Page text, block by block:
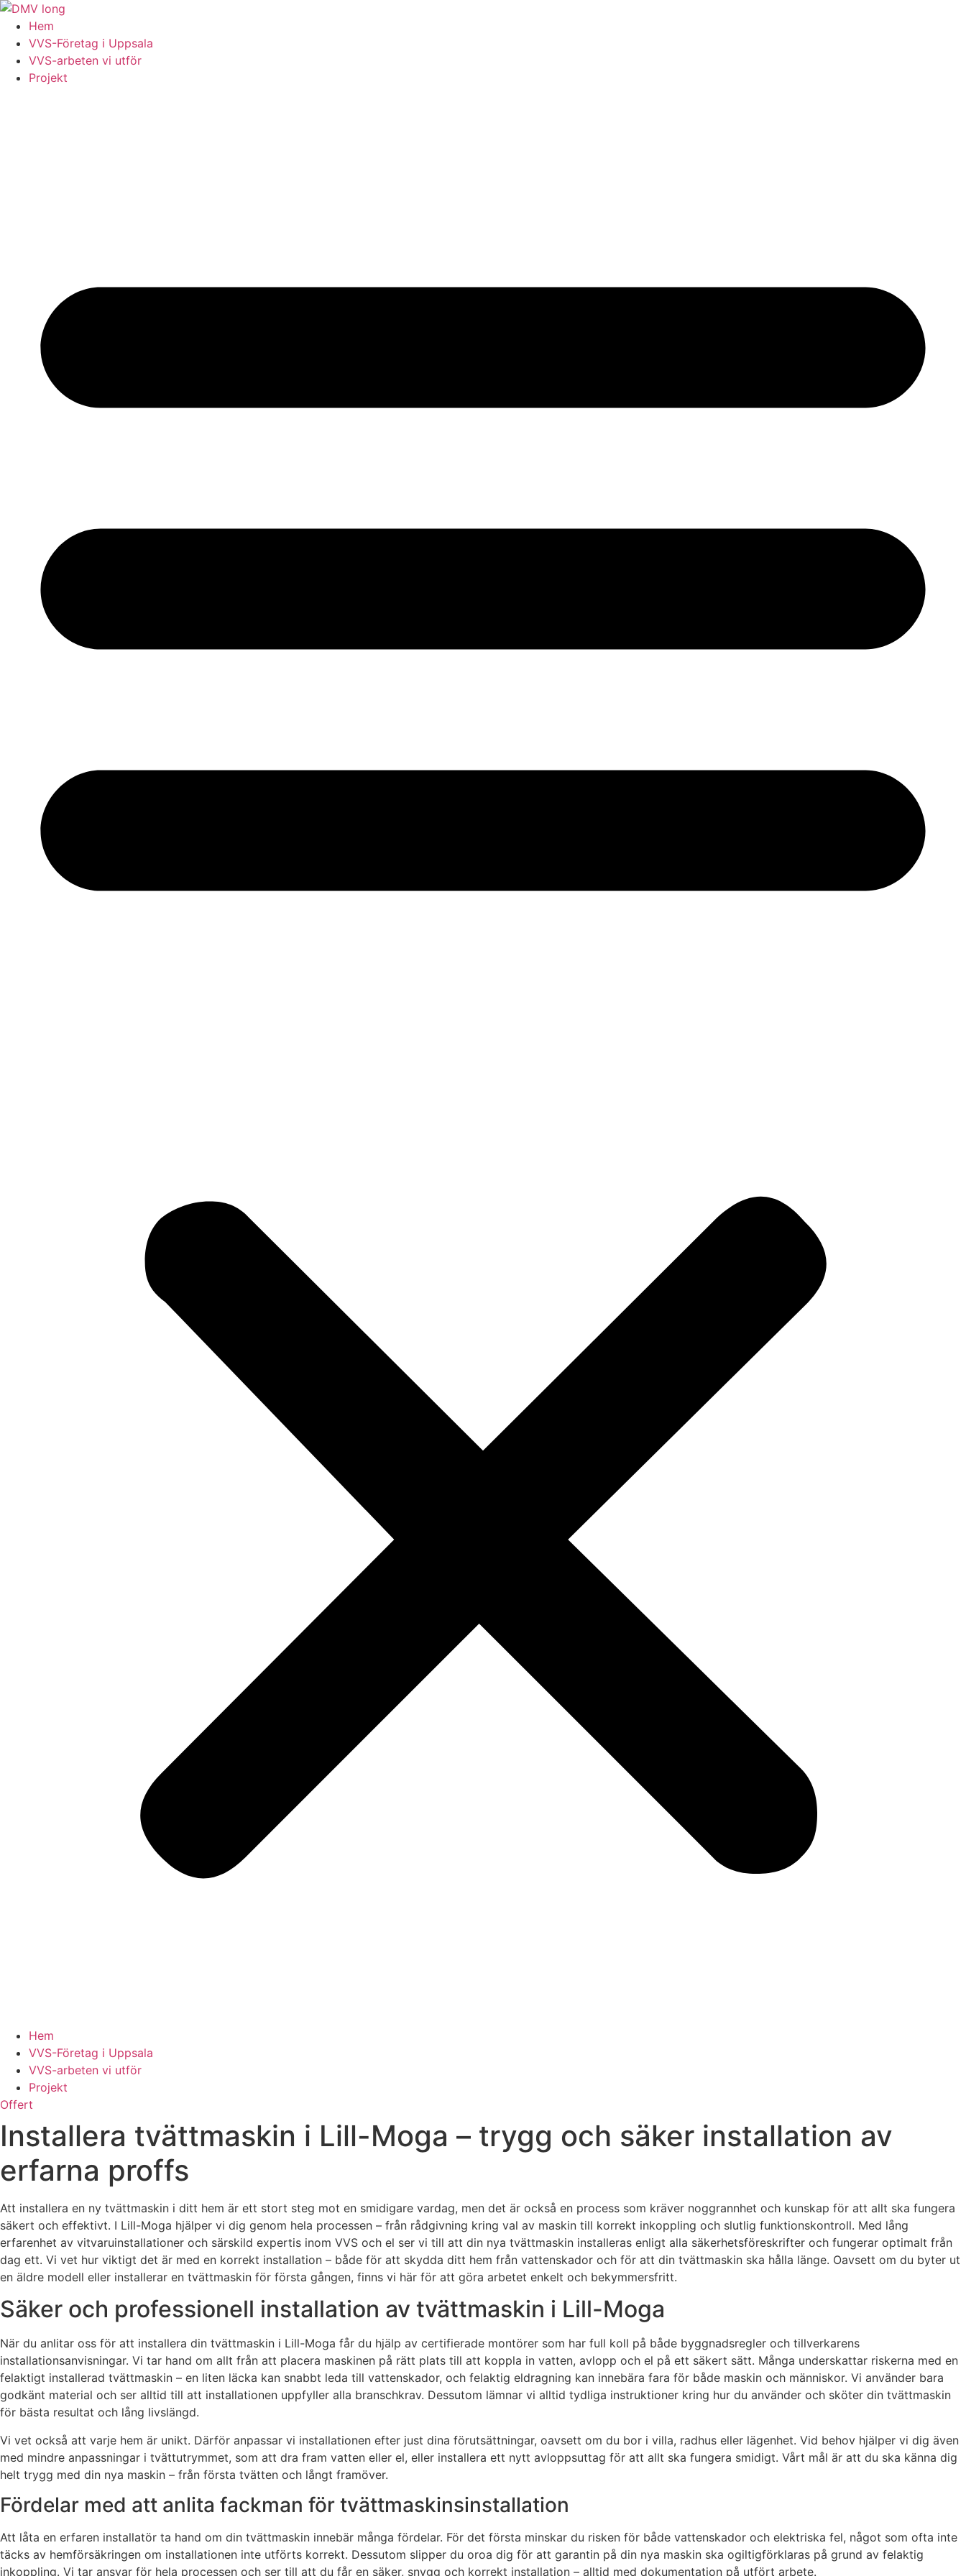
Skip
content
Hem
VVS-Företag i Uppsala
VVS-arbeten vi utför
Projekt
Hem
VVS-Företag i Uppsala
VVS-arbeten vi utför
Projekt
Offert
Installera tvättmaskin i Lill-Moga – trygg och säker installation av
erfarna proffs
Att installera en ny tvättmaskin i ditt hem är ett stort steg mot en smidigare vardag, men det är också en process som kräver noggrannhet och kunskap för att allt ska fungera
säkert och effektivt. I Lill-Moga hjälper vi dig genom hela processen – från rådgivning kring val av maskin till korrekt inkoppling och slutlig funktionskontroll. Med lång
erfarenhet av vitvaruinstallationer och särskild expertis inom VVS och el ser vi till att din nya tvättmaskin installeras enligt alla säkerhetsföreskrifter och fungerar optimalt från
dag ett. Vi vet hur viktigt det är med en korrekt installation – både för att skydda ditt hem från vattenskador och för att din tvättmaskin ska hålla länge. Oavsett om du byter ut
en äldre modell eller installerar en tvättmaskin för första gången, finns vi här för att göra arbetet enkelt och bekymmersfritt.
Säker och professionell installation av tvättmaskin i Lill-Moga
När du anlitar oss för att installera din tvättmaskin i Lill-Moga får du hjälp av certifierade montörer som har full koll på både byggnadsregler och tillverkarens
installationsanvisningar. Vi tar hand om allt från att placera maskinen på rätt plats till att koppla in vatten, avlopp och el på ett säkert sätt. Många underskattar riskerna med en
felaktigt installerad tvättmaskin – en liten läcka kan snabbt leda till vattenskador, och felaktig eldragning kan innebära fara för både maskin och människor. Vi använder bara
godkänt material och ser alltid till att installationen uppfyller alla branschkrav. Dessutom lämnar vi alltid tydliga instruktioner kring hur du använder och sköter din tvättmaskin
för bästa resultat och lång livslängd.
Vi vet också att varje hem är unikt. Därför anpassar vi installationen efter just dina förutsättningar, oavsett om du bor i villa, radhus eller lägenhet. Vid behov hjälper vi dig även
med mindre anpassningar i tvättutrymmet, som att dra fram vatten eller el, eller installera ett nytt avloppsuttag för att allt ska fungera smidigt. Vårt mål är att du ska känna dig
helt trygg med din nya maskin – från första tvätten och långt framöver.
Fördelar med att anlita fackman för tvättmaskinsinstallation
Att låta en erfaren installatör ta hand om din tvättmaskin innebär många fördelar. För det första minskar du risken för både vattenskador och elektriska fel, något som ofta inte
täcks av hemförsäkringen om installationen inte utförts korrekt. Dessutom slipper du oroa dig för att garantin på din nya maskin ska ogiltigförklaras på grund av felaktig
inkoppling. Vi tar ansvar för hela processen och ser till att du får en säker, snygg och korrekt installation – alltid med dokumentation på utfört arbete.